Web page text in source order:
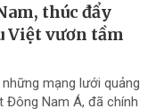
thúc đẩy
Việt vươn tầm
mạng lưới quảng
Đông Nam Á, đã chính